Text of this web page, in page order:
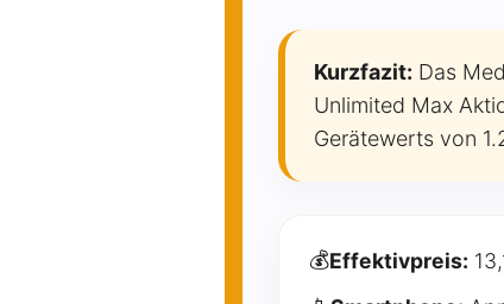
Kurzfazit: Das
Unlimited Max
Gerätewerts von
💰Effektivpreis: